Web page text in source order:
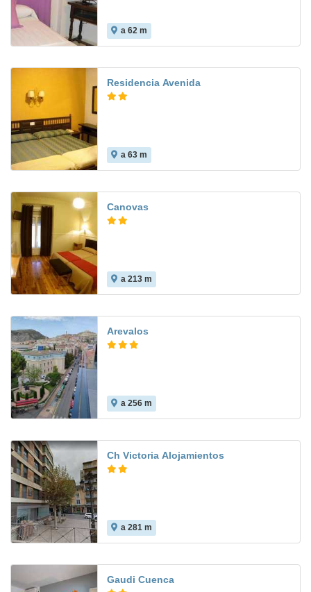
a 62 m
Residencia Avenida
a 63 m
Canovas
a 213 m
Arevalos
a 256 m
Ch Victoria Alojamientos
a 281 m
Gaudi Cuenca